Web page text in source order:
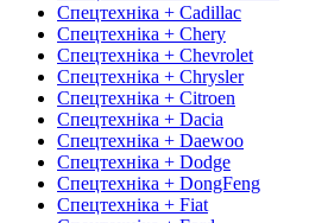
Спецтехніка + Cadillac
Спецтехніка + Chery
Спецтехніка + Chevrolet
Спецтехніка + Chrysler
Спецтехніка + Citroen
Спецтехніка + Dacia
Спецтехніка + Daewoo
Спецтехніка + Dodge
Спецтехніка + DongFeng
Спецтехніка + Fiat